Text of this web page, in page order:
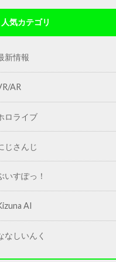
人気カテゴリ
新情報
AR
ロライブ
じさんじ
いすぽっ！
AI
なしいんく